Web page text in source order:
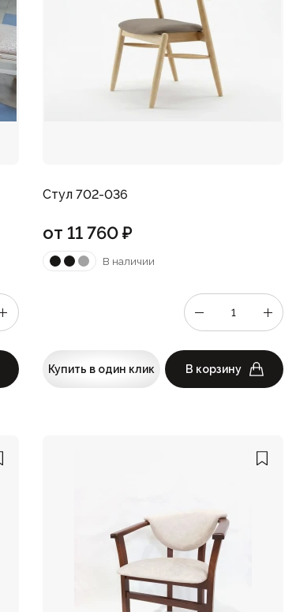
Стул 702-036
от 11 760₽
В наличии
Купить в один клик В корзину